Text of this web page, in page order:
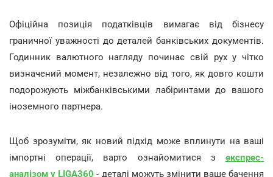
Офіційна позиція податківців вимагає від бізнесу
граничної уважності до деталей банківських документів.
Годинник валютного нагляду починає свій рух у чітко
визначений момент, незалежно від того, як довго кошти
подорожують міжбанківськими лабіринтами до вашого
іноземного партнера.
Щоб зрозуміти, як новий підхід може вплинути на ваші
імпортні операції, варто ознайомитися з експрес-
аналізом у LIGA360 - деталі можуть змінити ваше бачення